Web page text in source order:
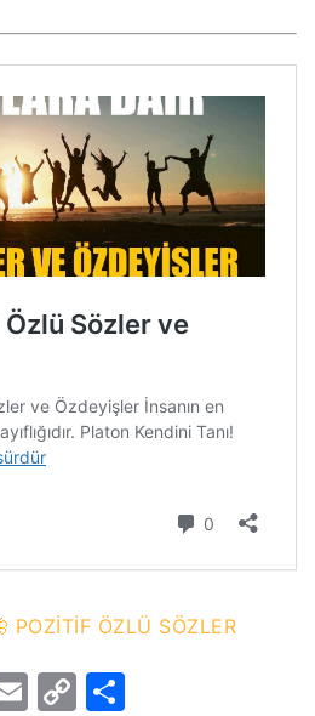
POZİTİF ÖZLÜ SÖZLER
Email
Copy